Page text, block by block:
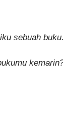
sebuah buku.